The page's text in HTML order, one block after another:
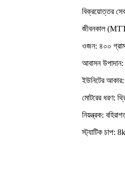
বিক্রয়োত্তর
জীবনকাল
ওজন: ৪০০ গ্রাম
আবাসন উপাদান:
ইউনিটের
মোটরের ধরণ:
নিয়ন্ত্রক:
স্ট্যাটিক চাপ: